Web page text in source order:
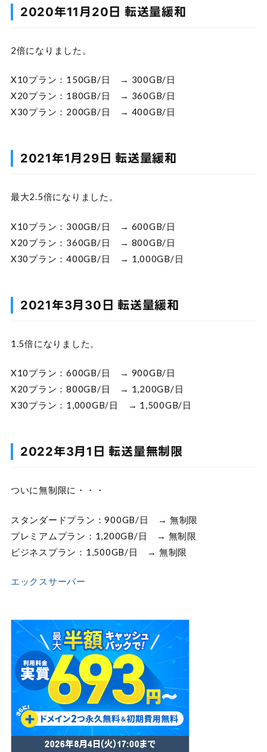
2020年11月20日 転送量緩和
2倍になりました。
X10プラン：150GB/日 → 300GB/日
X20プラン：180GB/日 → 360GB/日
X30プラン：200GB/日 → 400GB/日
2021年1月29日 転送量緩和
最大2.5倍になりました。
X10プラン：300GB/日 → 600GB/日
X20プラン：360GB/日 → 800GB/日
X30プラン：400GB/日 → 1,000GB/日
2021年3月30日 転送量緩和
1.5倍になりました。
X10プラン：600GB/日 → 900GB/日
X20プラン：800GB/日 → 1,200GB/日
X30プラン：1,000GB/日 → 1,500GB/日
2022年3月1日 転送量無制限
ついに無制限に・・・
スタンダードプラン：900GB/日 → 無制限
プレミアムプラン：1,200GB/日 → 無制限
ビジネスプラン：1,500GB/日 → 無制限
エックスサーバー